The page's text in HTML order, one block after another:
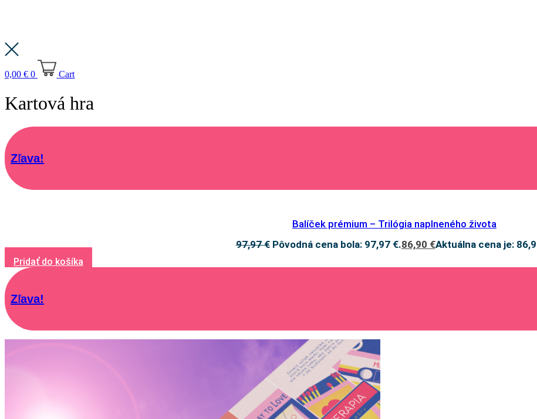
0,00 € 0 Cart
Kartová hra
Zľava!
Balíček prémium – Trilógia naplneného života
97,97€ Pôvodná cena bola: 97,97 €.86,90 €Aktuálna cena je:
Pridať do košíka
Zľava!